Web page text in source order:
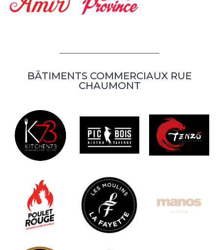
BÂTIMENTS COMMERCIAUX RUE
CHAUMONT